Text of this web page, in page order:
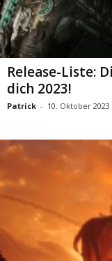
Release-Liste:
dich 2023!
Patrick - 10. Oktober 2023